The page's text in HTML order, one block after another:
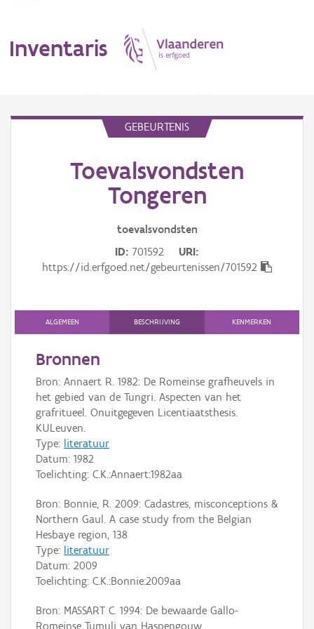
Inventaris
Persoon of collectief
Downloads
Hergebruik
Aanmelden
GEBEURTENIS
Toevalsvondsten
Tongeren
toevalsvondsten
ID 701592
URI
https://id.erfgoed.net/gebeurtenissen/701592
ALGEMEEN BESCHRIJVING KENMERKEN
Bronnen
Bron: Annaert R. 1982: De Romeinse grafheuvels in
het gebied van de Tungri. Aspecten van het
grafritueel. Onuitgegeven Licentiaatsthesis.
KULeuven.
Type: literatuur
Datum: 1982
Toelichting: C.K.:Annaert:1982aa
Bron: Bonnie, R. 2009: Cadastres, misconceptions &
Northern Gaul. A case study from the Belgian
Hesbaye region, 138
Type: literatuur
Datum: 2009
Toelichting: C.K.:Bonnie:2009aa
Bron: MASSART C. 1994: De bewaarde Gallo-
Romeinse Tumuli van Haspengouw.